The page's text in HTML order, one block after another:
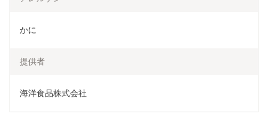
かに
提供者
海洋食品株式会社